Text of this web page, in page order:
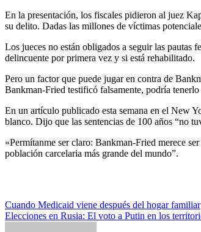
En la presentación, los fiscales pidieron al juez
su delito. Dadas las millones de víctimas
Los jueces no están obligados a seguir las pautas federales de sentencia. Y al imponer una sentencia, el juez Kaplan puede considerar una serie de factores, incluida la edad del Sr. Bankman-Fried, si es un
delincuente por primera vez y si está rehabilitado.
Pero un factor que puede jugar en contra de
Bankman-Fried testificó falsamente, podría
En un artículo publicado esta semana en el New
blanco. Dijo que las sentencias de 100 años “no
«Permítanme ser claro: Bankman-Fried merece
población carcelaria más grande del mundo”.
Navegación
de
Cuando Medicaid viene después del hogar familiar
Elecciones en Rusia: El voto a Putin en los